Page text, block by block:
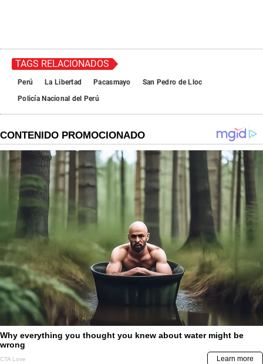
TAGS RELACIONADOS
Perú La Libertad Pacasmayo
San Pedro de Lloc
Policía Nacional del Perú